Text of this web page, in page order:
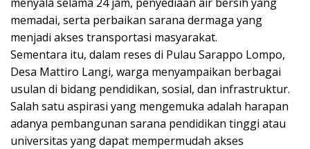
memadai, serta perbaikan sarana dermaga yang
menjadi akses transportasi masyarakat.
Sementara itu, dalam reses di Pulau Sarappo Lompo,
Desa Mattiro Langi, warga menyampaikan berbagai
usulan di bidang pendidikan, sosial, dan infrastruktur.
Salah satu aspirasi yang mengemuka adalah harapan
adanya pembangunan sarana pendidikan tinggi atau
universitas yang dapat mempermudah akses